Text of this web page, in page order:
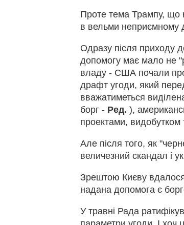
Проте тема Трампу, що
в вельми неприємному
Одразу після приходу
допомогу має мало не
владу - США почали
драфт угоди, який
вважатиметься
борг - Ред. ),
проектами, видобутком
Але після того, як
величезний скандал і
Зрештою Києву
надана допомога є
У травні Рада